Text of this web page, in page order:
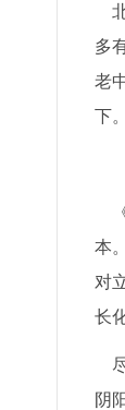
北
多
老
下。
《
本
对
长
尽
阴